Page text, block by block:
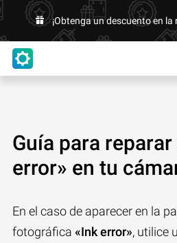
¡Obtenga un descuento en
Guía para
error» en tu
En el caso de aparecer en la
fotográfica «Ink error», utilice